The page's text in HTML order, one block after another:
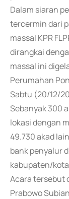
Dalam siaran
tercermin dari
massal KPR
dirangkai
massal ini
Perumahan
Sabtu (20/12/
Sebanyak 300
lokasi dengan
49.730 akad
bank penyalur
kabupaten/
Acara tersebut
Prabowo